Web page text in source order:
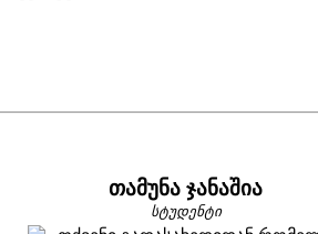
თამუნა ჯანაშია
სტუდენტი